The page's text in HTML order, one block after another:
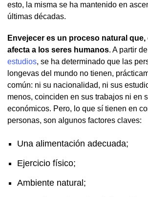
esto, la misma se ha mantenido en
últimas décadas.
Envejecer es un proceso natural que,
afecta a los seres humanos. A partir
estudios, se ha determinado que las
longevas del mundo no tienen,
común: ni su nacionalidad, ni sus
menos, coinciden en sus trabajos ni en
económicos. Pero, lo que sí tienen en
personas, son algunos factores claves:
Una alimentación adecuada;
Ejercicio físico;
Ambiente natural;